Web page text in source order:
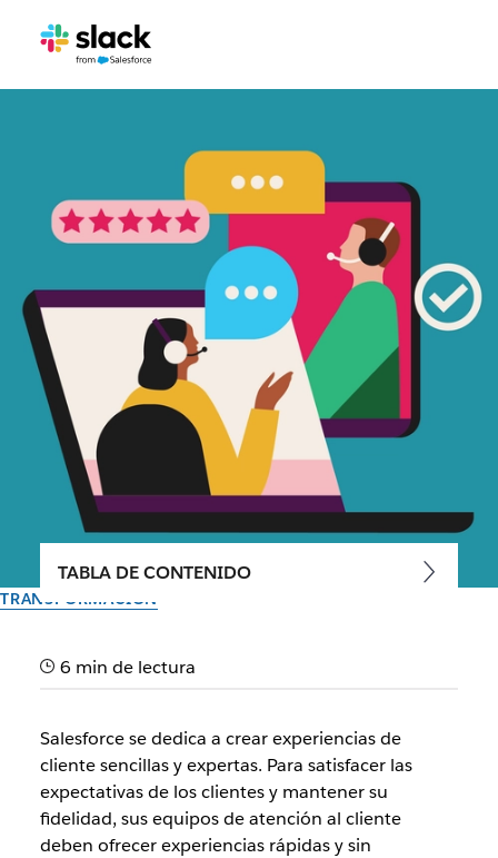
TRANSFORMACIÓN
Descubre la receta de
satisfacción del cliente
Slack impulsa a los agentes de servicio empresarial con una
colaboración más rápida, intercambio de conocimientos y
mucho más
TABLA DE CONTENIDO
6 min de lectura
Salesforce se dedica a crear experiencias de
cliente sencillas y expertas. Para satisfacer las
expectativas de los clientes y mantener su
fidelidad, sus equipos de atención al cliente
deben ofrecer experiencias rápidas y sin